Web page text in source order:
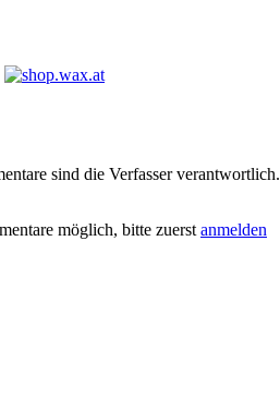
sind die Verfasser verantwortlich.
möglich, bitte zuerst anmelden